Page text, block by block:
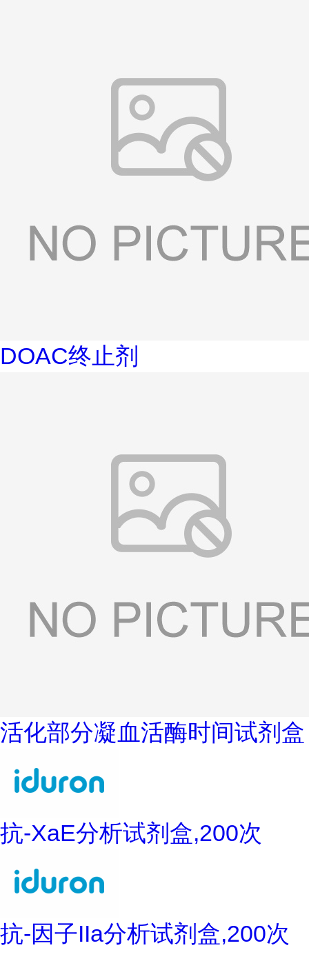
DOAC终止剂
活化部分凝血活酶时间试剂盒
抗-XaE分析试剂盒,200次
抗-因子IIa分析试剂盒,200次